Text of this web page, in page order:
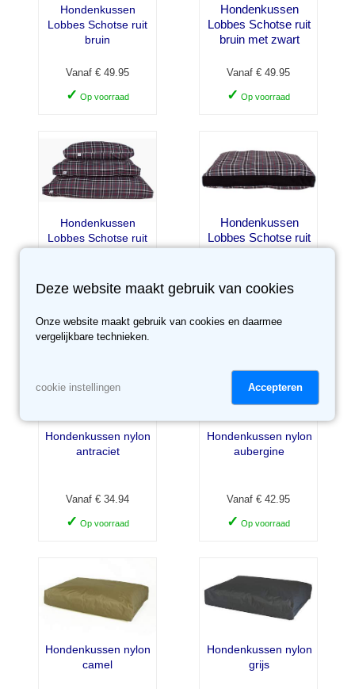
Hondenkussen
Lobbes Schotse ruit
bruin
Vanaf € 49.95
✓ Op voorraad
Hondenkussen
Lobbes Schotse ruit
bruin met zwart
Vanaf € 49.95
✓ Op voorraad
Hondenkussen
Lobbes Schotse ruit
Vanaf € 49.95
Hondenkussen
Lobbes Schotse ruit
grijs met zwart
Vanaf € 49.95
Hondenkussen nylon
antraciet
Vanaf € 34.94
✓ Op voorraad
Hondenkussen nylon
aubergine
Vanaf € 42.95
✓ Op voorraad
Hondenkussen nylon
camel
Hondenkussen nylon
grijs
Deze website maakt gebruik van cookies
Onze website maakt gebruik van cookies en daarmee
vergelijkbare technieken.
cookie instellingen Accepteren